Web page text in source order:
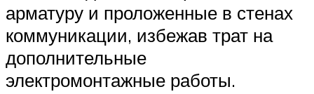
арматуру и проложенные в стенах
коммуникации, избежав трат на
дополнительные
электромонтажные работы.